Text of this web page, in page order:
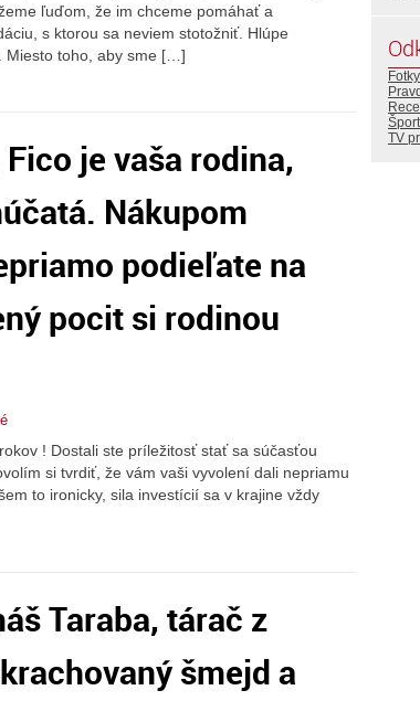
ľuďom, že im chceme pomáhať a
s ktorou sa neviem stotožniť. Hlúpe
Miesto toho, aby sme […]
je vaša rodina,
Nákupom
podieľate na
pocit si rodinou
! Dostali ste príležitosť stať sa súčasťou
si tvrdiť, že vám vaši vyvolení dali nepriamu
to ironicky, sila investícií sa v krajine vždy
Taraba, tárač z
šmejd a
Fotky
Šport
TV